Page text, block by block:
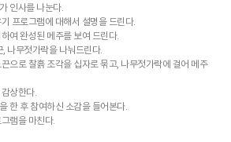
인사를 나눈다.
프로그램에 대해서 설명을 드린다.
여 완성된 메주를 보여 드린다.
나무젓가락을 나눠드린다.
으로 찰흙 조각을 십자로 묶고, 나무젓가락에 걸어 메주
상한다.
한 후 참여하신 소감을 들어본다.
램을 마친다.